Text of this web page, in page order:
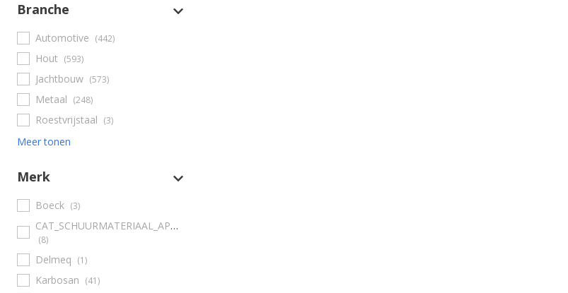
Branche
Automotive (442)
Hout (593)
Jachtbouw (573)
Metaal (248)
Roestvrijstaal (3)
Meer tonen
Merk
Boeck (3)
CAT_SCHUURMATERIAAL_APPARATUUR_ACCESOIRES_EN_ONDERDELEN
(8)
Delmeq (1)
Karbosan (41)